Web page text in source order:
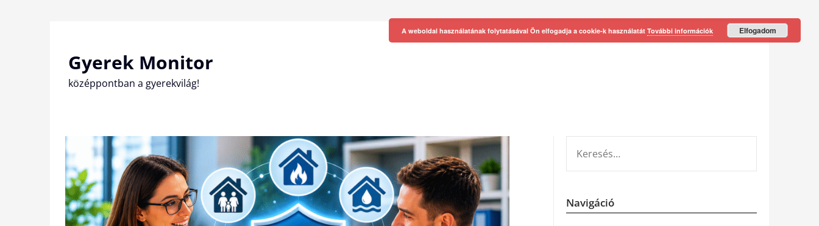
Gyerek Monitor
középpontban a gyerekvilág!
Navigáció
A weboldal használatának folytatásával Ön elfogadja a cookie-k használatát További információk Elfogadom